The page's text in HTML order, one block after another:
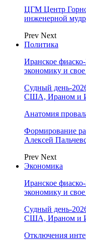
ЦГМ Центр
инженерной
Prev Next
Политика
Иранское
экономику и
Судный день-
США, Ираном и
Анатомия
Формирование
Алексей
Prev Next
Экономика
Иранское
экономику и
Судный день-
США, Ираном и
Отключения